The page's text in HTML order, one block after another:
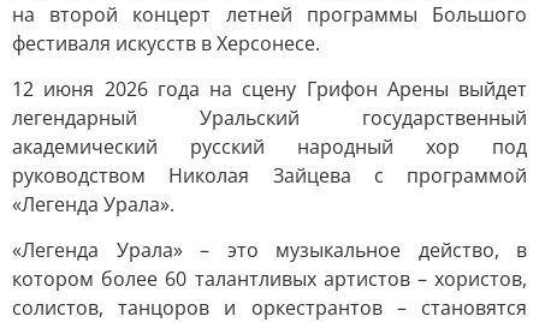
на второй концерт летней программы Большого
фестиваля искусств в Херсонесе.
12 июня 2026 года на сцену Грифон Арены выйдет
легендарный Уральский государственный
академический русский народный хор под
руководством Николая Зайцева с программой
«Легенда Урала».
«Легенда Урала» – это музыкальное действо, в
котором более 60 талантливых артистов – хористов,
солистов, танцоров и оркестрантов – становятся